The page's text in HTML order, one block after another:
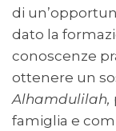
di
dato la
conoscenze
ottenere un
Alhamdulilah,
famiglia e